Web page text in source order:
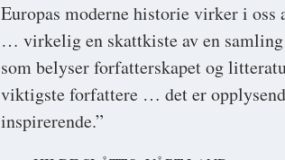
Europas moderne historie virker i oss
… virkelig en skattkiste av en
som belyser forfatterskapet og
viktigste forfattere … det er
inspirerende.”